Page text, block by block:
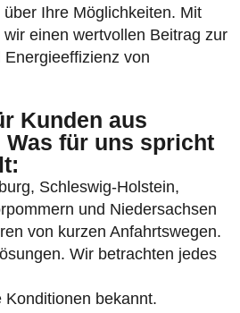
Ihre Möglichkeiten. Mit
einen wertvollen Beitrag zur
Energieeffizienz von
Kunden aus
für uns spricht
Schleswig-Holstein,
und Niedersachsen
von kurzen Anfahrtswegen.
Wir betrachten jedes
Konditionen bekannt.